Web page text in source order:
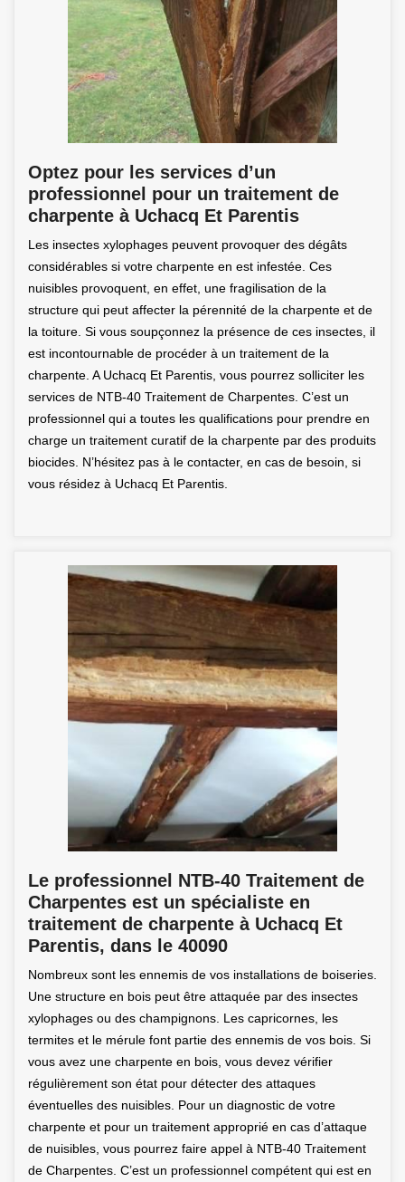
Optez pour les services d’un
professionnel pour un traitement de
charpente à Uchacq Et Parentis
Les insectes xylophages peuvent provoquer des dégâts
considérables si votre charpente en est infestée. Ces
nuisibles provoquent, en effet, une fragilisation de la
structure qui peut affecter la pérennité de la charpente et de
la toiture. Si vous soupçonnez la présence de ces insectes, il
est incontournable de procéder à un traitement de la
charpente. A Uchacq Et Parentis, vous pourrez solliciter les
services de NTB-40 Traitement de Charpentes. C’est un
professionnel qui a toutes les qualifications pour prendre en
charge un traitement curatif de la charpente par des produits
biocides. N’hésitez pas à le contacter, en cas de besoin, si
vous résidez à Uchacq Et Parentis.
Le professionnel NTB-40 Traitement de
Charpentes est un spécialiste en
traitement de charpente à Uchacq Et
Parentis, dans le 40090
Nombreux sont les ennemis de vos installations de boiseries.
Une structure en bois peut être attaquée par des insectes
xylophages ou des champignons. Les capricornes, les
termites et le mérule font partie des ennemis de vos bois. Si
vous avez une charpente en bois, vous devez vérifier
régulièrement son état pour détecter des attaques
éventuelles des nuisibles. Pour un diagnostic de votre
charpente et pour un traitement approprié en cas d’attaque
de nuisibles, vous pourrez faire appel à NTB-40 Traitement
de Charpentes. C’est un professionnel compétent qui est en